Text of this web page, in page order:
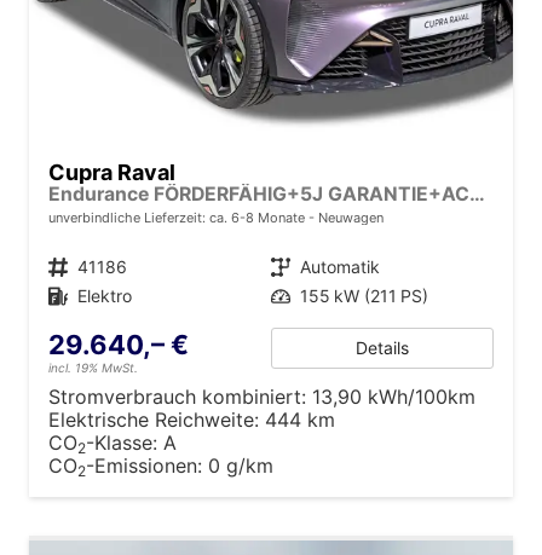
Cupra Raval
Endurance FÖRDERFÄHIG+5J GARANTIE+ACC+18" ALU+LED+PDC+KLIMA
unverbindliche Lieferzeit: ca. 6-8 Monate Neuwagen
Fahrzeugnr. 41186 Getriebe Automatik
Kraftstoff Elektro Leistung 155 kW (211 PS)
29.640,– €
incl. 19% MwSt.
Details
Stromverbrauch kombiniert: 13,90 kWh/100km
Elektrische Reichweite: 444 km
CO2-Klasse: A
CO2-Emissionen: 0 g/km